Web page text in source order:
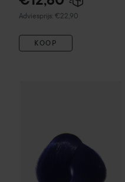
Adviesprijs: €22,90
Aanbevolen prijs €22,90
KOOP